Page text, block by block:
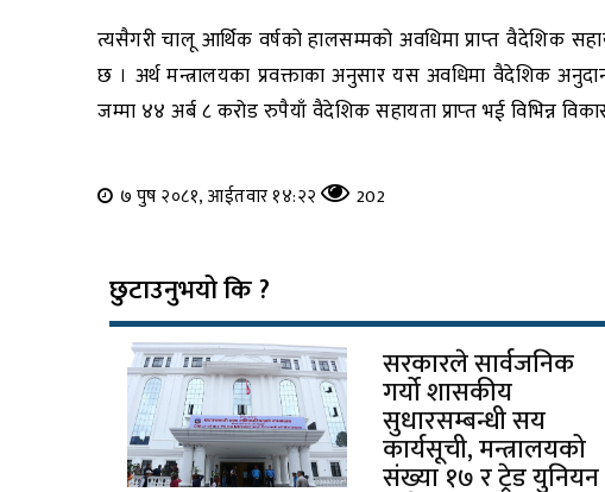
त्यसैगरी चालू आर्थिक वर्षको हालसम्मको अवधिमा प्राप्‍त वैदेशिक
छ । अर्थ मन्त्रालयका प्रवक्ताका अनुसार यस अवधिमा वैदेशिक
जम्मा ४४ अर्ब ८ करोड रुपैयाँ वैदेशिक सहायता प्राप्‍त भई विभिन्न
७ पुष २०८१, आईतवार १४:२२ 202
छुटाउनुभयो कि ?
सरकारले सार्वजनिक
गर्यो शासकीय
सुधारसम्बन्धी सय
कार्यसूची, मन्त्रालयको
संख्या १७ र ट्रेड युनियन